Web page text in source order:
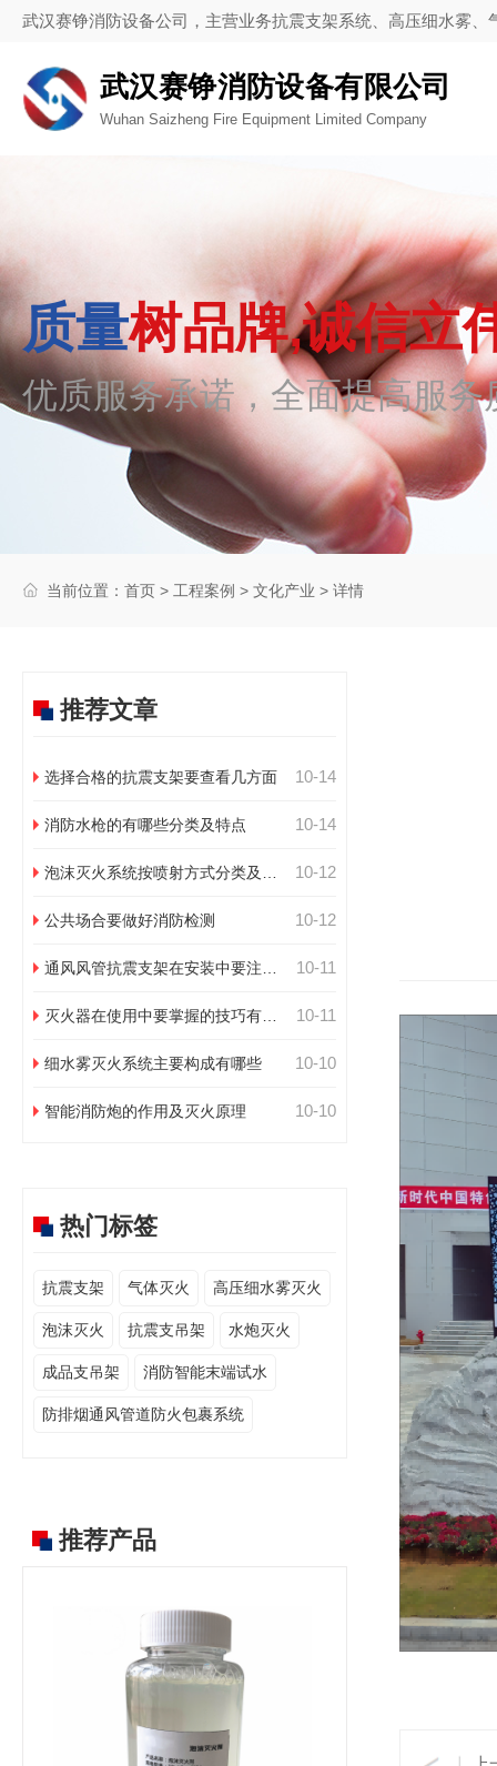
武汉赛铮消防设备公司，主营业务抗震支架系统、高压细水雾
武汉赛铮消防设备有限公司
Wuhan Saizheng Fire Equipment Limited Company
质量树品牌,诚信立
优质服务承诺，全面提高服务
当前位置： 首页 > 工程案例 > 文化产业 > 详情
推荐文章
选择合格的抗震支架要查看几方面 10-14
消防水枪的有哪些分类及特点 10-14
泡沫灭火系统按喷射方式分类及特
10-12
公共场合要做好消防检测 10-12
通风风管抗震支架在安装中要注意
10-11
灭火器在使用中要掌握的技巧有哪
10-11
细水雾灭火系统主要构成有哪些 10-10
智能消防炮的作用及灭火原理 10-10
热门标签
抗震支架 气体灭火 高压细水雾灭火
泡沫灭火 抗震支吊架 水炮灭火
成品支吊架 消防智能末端试水
防排烟通风管道防火包裹系统
推荐产品